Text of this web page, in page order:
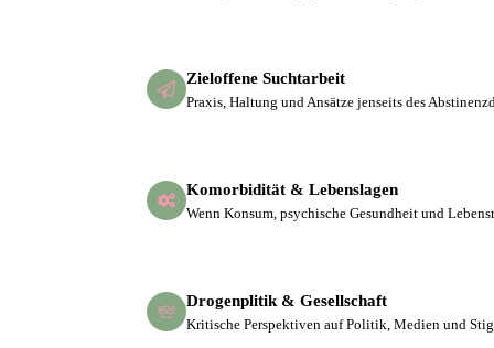
Zieloffene Suchtarbeit
Praxis, Haltung und Ansätze jenseits des
Komorbidität & Lebenslagen
Wenn Konsum, psychische Gesundheit und
Drogenplitik & Gesellschaft
Kritische Perspektiven auf Politik, Medien und